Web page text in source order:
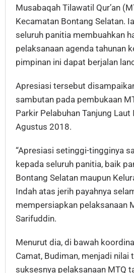
Musabaqah Tilawatil Qur’an
Kecamatan Bontang Selatan.
seluruh panitia membuahkan
pelaksanaan agenda tahunan
pimpinan ini dapat berjalan
Apresiasi tersebut
sambutan pada pembukaan
Parkir Pelabuhan Tanjung Laut
Agustus 2018.
“Apresiasi setinggi-tingginya
kepada seluruh panitia, baik
Bontang Selatan maupun
Indah atas jerih payahnya
mempersiapkan pelaksanaan
Sarifuddin.
Menurut dia, di bawah
Camat, Budiman, menjadi nilai
suksesnya pelaksanaan MTQ